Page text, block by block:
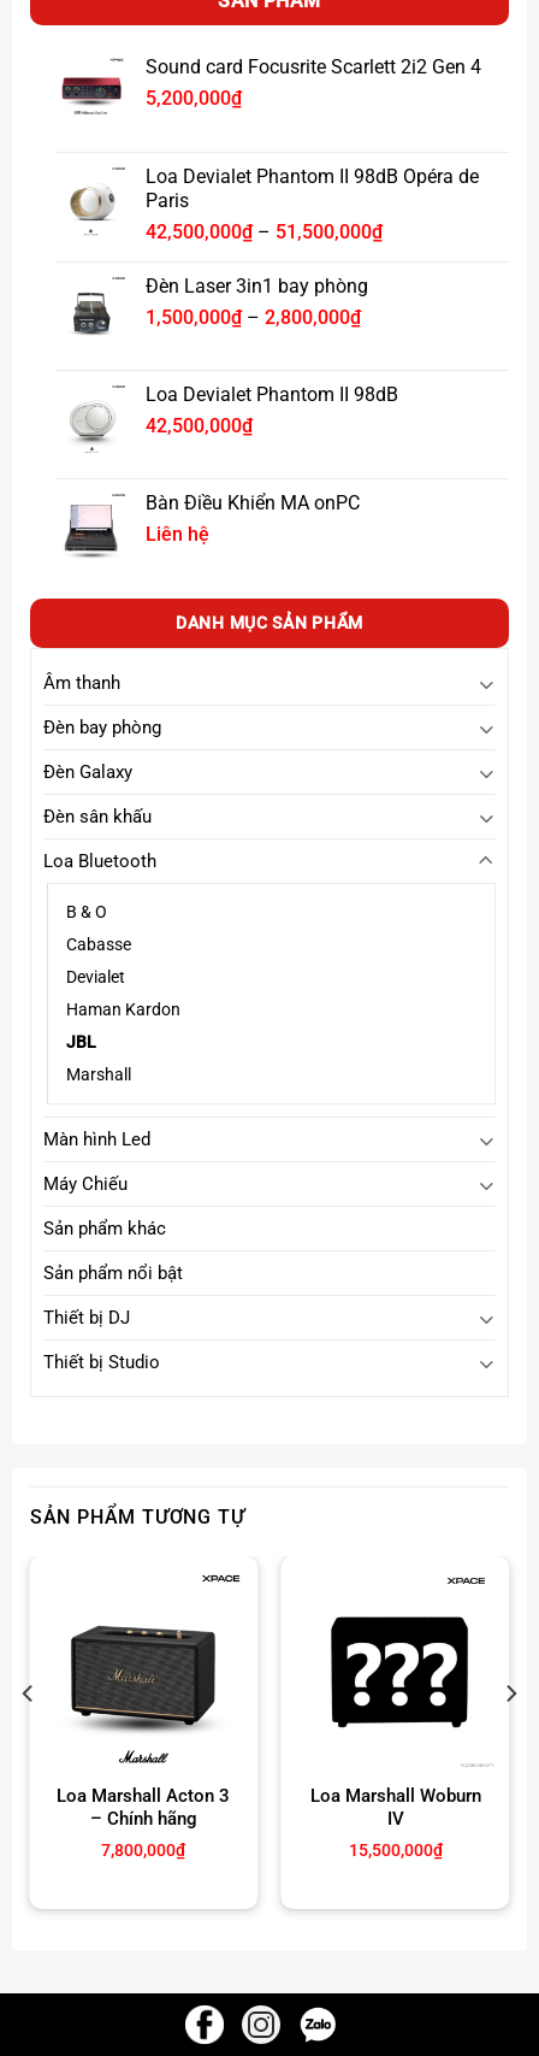
Trang bị loa woofer hình racetrack và tweeter riêng biệt
cho âm thanh chi tiết, mạnh mẽ.
Bộ tản âm thụ động kép mang lại bass sâu, chắc, uy
Pin trâu – Sạc ngược cho thiết bị khác
Pin dung lượng cao,
Tính năng
Powerbank
bị di động qua cổng USB.
Khả năng chống nước & bụi IP67
Điểm nổi bật của JBL Charge 5 chính là khả năng
chống
Kết nối Bluetooth 5.1 ổn định
Sound card Focusrite Scarlett 2i2 Gen 4
5,200,000₫
Loa Devialet Phantom II 98dB Opéra de
Paris
42,500,000₫ – 51,500,000₫Khoảng
Đèn Laser 3in1 bay phòng
1,500,000₫ – 2,800,000₫Khoảng
1,500,000₫
Loa Devialet Phantom II 98dB
42,500,000₫
Bàn Điều Khiển MA onPC
Liên hệ
DANH MỤC SẢN PHẨM
Âm thanh
Đèn bay phòng
Đèn Galaxy
Đèn sân khấu
Loa Bluetooth
B & O
Cabasse
Devialet
Haman Kardon
JBL
Marshall
Màn hình Led
Máy Chiếu
Sản phẩm khác
Sản phẩm nổi bật
Thiết bị DJ
Thiết bị Studio
SẢN PHẨM TƯƠNG TỰ
Loa Marshall Acton 3
– Chính hãng
7,800,000₫
Loa Marshall Woburn
IV
15,500,000₫